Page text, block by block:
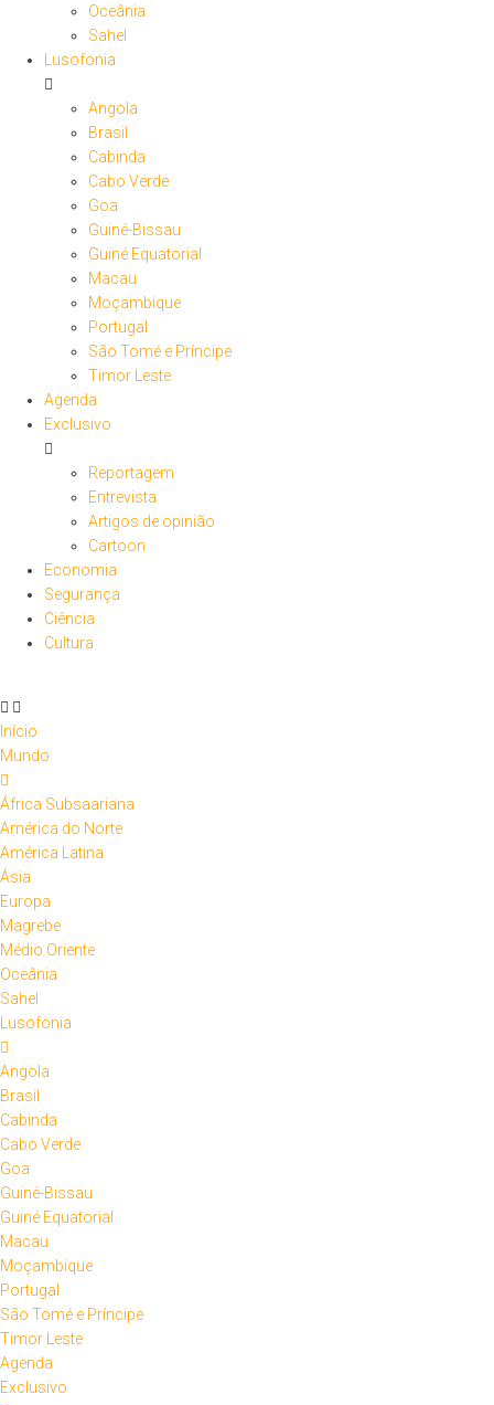
Oceânia
Sahel
Lusofonia
Angola
Brasil
Cabinda
Cabo Verde
Goa
Guiné-Bissau
Guiné Equatorial
Macau
Moçambique
Portugal
São Tomé e Príncipe
Timor Leste
Agenda
Exclusivo
Reportagem
Entrevista
Artigos de opinião
Cartoon
Economia
Segurança
Ciência
Cultura
Início
Mundo
África Subsaariana
América do Norte
América Latina
Ásia
Europa
Magrebe
Médio Oriente
Oceânia
Sahel
Lusofonia
Angola
Brasil
Cabinda
Cabo Verde
Goa
Guiné-Bissau
Guiné Equatorial
Macau
Moçambique
Portugal
São Tomé e Príncipe
Timor Leste
Agenda
Exclusivo